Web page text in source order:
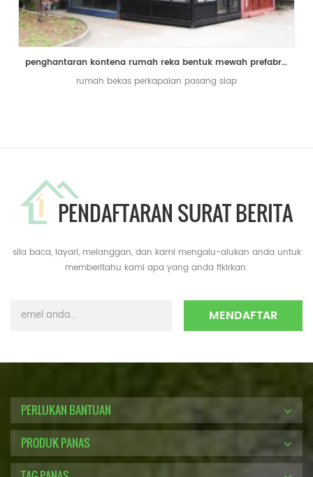
penghantaran kontena rumah reka bentuk mewah prefabrikasi bekas kedai kopi kedai hidup rumah
rumah bekas perkapalan pasang siap
PENDAFTARAN SURAT BERITA
sila baca, layari, melanggan, dan kami mengalu-alukan anda untuk
memberitahu kami apa yang anda fikirkan.
PERLUKAN BANTUAN
PRODUK PANAS